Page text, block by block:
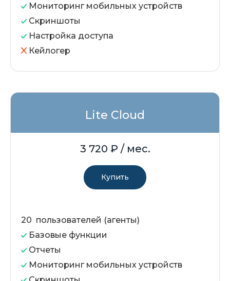
Мониторинг мобильных устройств
Скриншоты
Настройка доступа
Кейлогер
Lite Cloud
3 720 ₽ / мес.
Купить
20 пользователей (агенты)
Базовые функции
Отчеты
Мониторинг мобильных устройств